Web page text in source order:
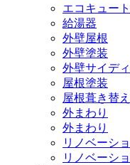
エコキュート
給湯器
外壁屋根
外壁塗装
外壁サイデ
屋根塗装
屋根葺き替
外まわり
外まわり
リノベーシ
リノベーシ